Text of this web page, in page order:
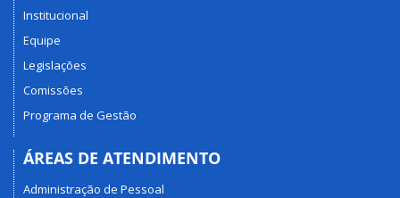
Institucional
Equipe
Legislações
Comissões
Programa de Gestão
ÁREAS DE ATENDIMENTO
Administração de Pessoal